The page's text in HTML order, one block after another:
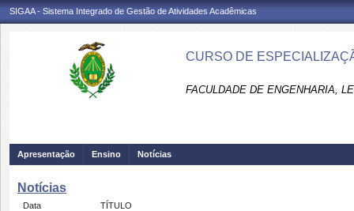
SIGAA - Sistema Integrado de Gestão de Atividades Acadêmicas
CURSO DE
FACULDADE DE ENGENHARIA,
Apresentação Ensino Notícias
Notícias
Data TÍTULO